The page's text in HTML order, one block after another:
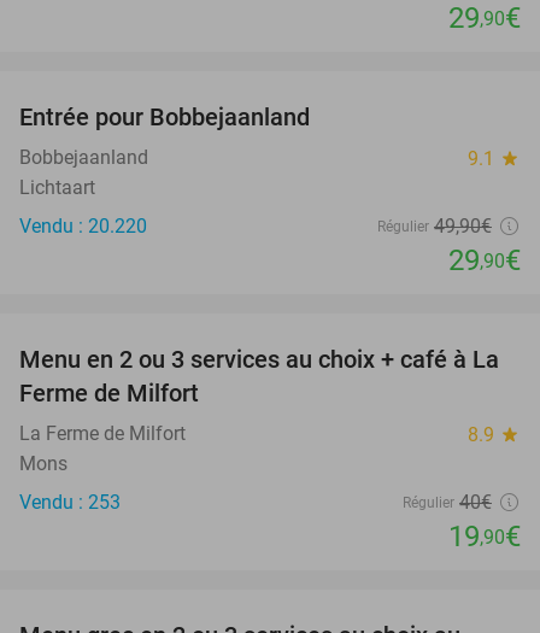
29,90€
Entrée pour Bobbejaanland
Bobbejaanland 9.1 star
Lichtaart
Vendu : 20.220
Régulier 49,90€
29,90€
50%
Menu en 2 ou 3 services au choix + café à La
Ferme de Milfort
La Ferme de Milfort 8.9 star
Mons
Vendu : 253
Régulier 40€
19,90€